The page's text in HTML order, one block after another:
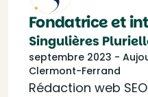
Fondatrice et
Singulières
septembre 2023 -
Clermont-Ferrand
Rédaction web